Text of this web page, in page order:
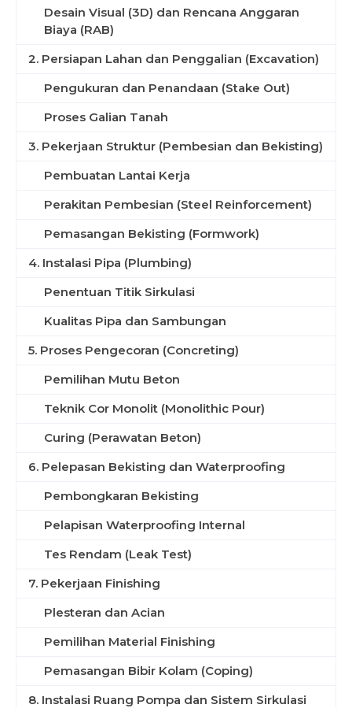
Desain Visual (3D) dan Rencana Anggaran
Biaya (RAB)
2. Persiapan Lahan dan Penggalian (Excavation)
Pengukuran dan Penandaan (Stake Out)
Proses Galian Tanah
3. Pekerjaan Struktur (Pembesian dan Bekisting)
Pembuatan Lantai Kerja
Perakitan Pembesian (Steel Reinforcement)
Pemasangan Bekisting (Formwork)
4. Instalasi Pipa (Plumbing)
Penentuan Titik Sirkulasi
Kualitas Pipa dan Sambungan
5. Proses Pengecoran (Concreting)
Pemilihan Mutu Beton
Teknik Cor Monolit (Monolithic Pour)
Curing (Perawatan Beton)
6. Pelepasan Bekisting dan Waterproofing
Pembongkaran Bekisting
Pelapisan Waterproofing Internal
Tes Rendam (Leak Test)
7. Pekerjaan Finishing
Plesteran dan Acian
Pemilihan Material Finishing
Pemasangan Bibir Kolam (Coping)
8. Instalasi Ruang Pompa dan Sistem Sirkulasi